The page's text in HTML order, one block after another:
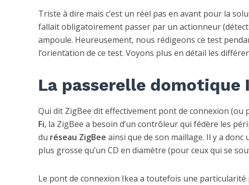
Triste à dire mais c’est un réel pas en avant pour la
fallait obligatoirement passer par un actionneur
ampoule. Heureusement, nous rédigeons ce test
l’orientation de ce test. Voyons plus en détail les
La passerelle domotique
Qui dit ZigBee dit effectivement pont de connexion
Fi, la ZigBee a besoin d’un contrôleur qui fédère les
du réseau ZigBee ainsi que de son maillage. Il y a donc
plus grosse qu’un CD en diamètre (pour ceux qui se
Le pont de connexion Ikea a toutefois une particularité